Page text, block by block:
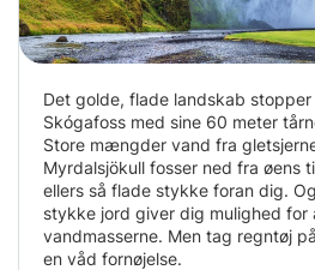
Det golde, flade landskab
Skógafoss med sine 60 meter
Store mængder vand fra
Myrdalsjökull fosser ned fra øens
ellers så flade stykke foran dig.
stykke jord giver dig mulighed
vandmasserne. Men tag regntøj
en våd fornøjelse.